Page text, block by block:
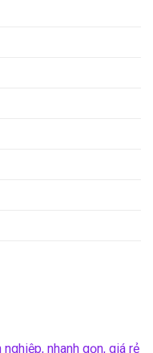
nhanh gọn, giá rẻ